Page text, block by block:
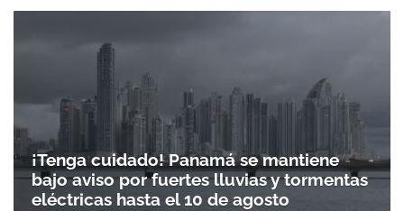
¡Tenga cuidado! Panamá se mantiene
bajo aviso por fuertes lluvias y tormentas
eléctricas hasta el 10 de agosto